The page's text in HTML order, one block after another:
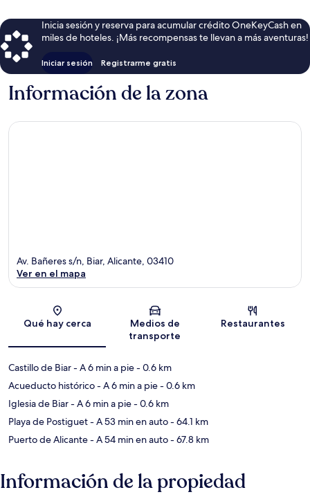
Inicia sesión y reserva para acumular crédito OneKeyCash en
miles de hoteles. ¡Más recompensas te llevan a más aventuras!
Iniciar sesión Registrarme gratis
Información de la zona
Sección del mapa
Av. Bañeres s/n, Biar, Alicante, 03410
Ver en el mapa
Qué hay cerca
Medios de
transporte
Restaurantes
Castillo de Biar- A 6 min a pie- 0.6 km
Acueducto histórico- A 6 min a pie- 0.6 km
Iglesia de Biar- A 6 min a pie- 0.6 km
Playa de Postiguet- A 53 min en auto- 64.1 km
Puerto de Alicante- A 54 min en auto- 67.8 km
Información de la propiedad